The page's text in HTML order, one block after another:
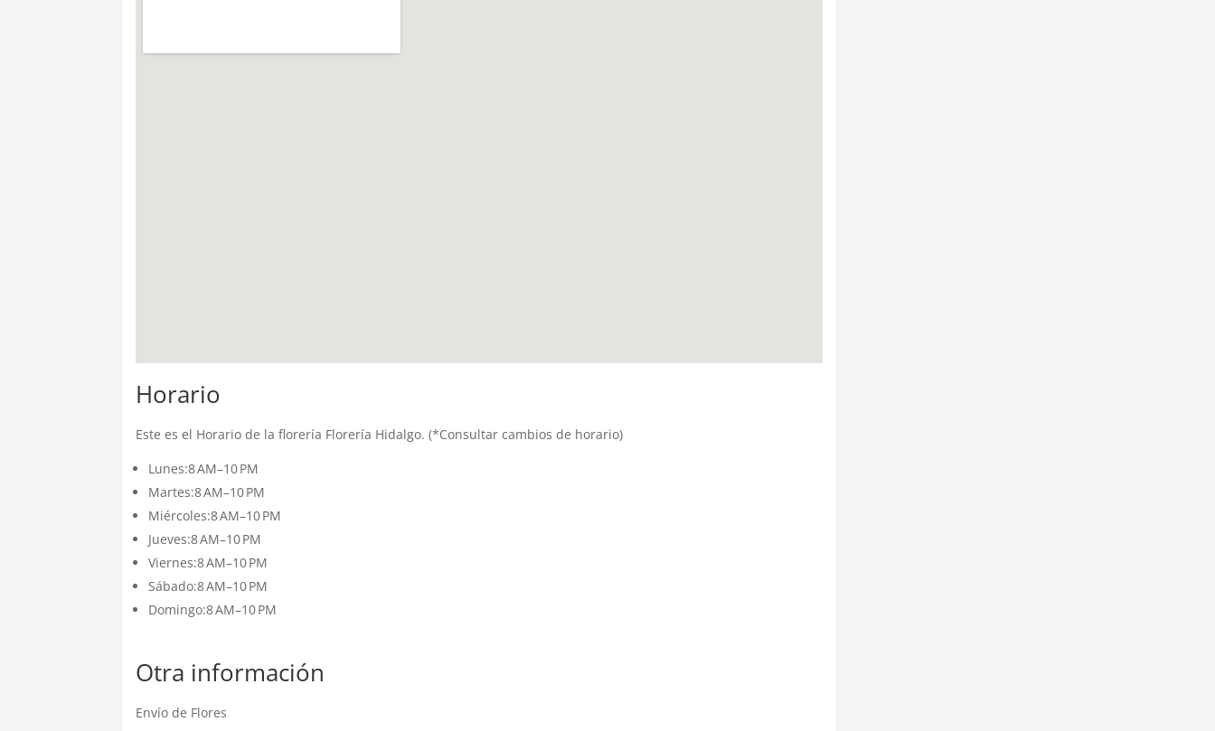
Horario
Este es el Horario de la florería Florería Hidalgo. (*Consultar cambios de horario)
Lunes:8 AM–10 PM
Martes:8 AM–10 PM
Miércoles:8 AM–10 PM
Jueves:8 AM–10 PM
Viernes:8 AM–10 PM
Sábado:8 AM–10 PM
Domingo:8 AM–10 PM
Otra información
Envío de Flores